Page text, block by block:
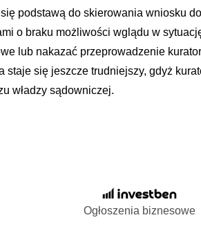
podstawą do skierowania wniosku
o braku możliwości wglądu w
lub nakazać przeprowadzenie
staje się jeszcze trudniejszy, gdyż
władzy sądowniczej.
Ogłoszenia biznesowe